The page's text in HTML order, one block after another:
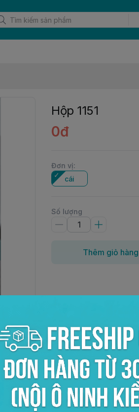
Hộp 1151
0đ
Đơn vị:
cái
Số lượng
Thêm giỏ hàng